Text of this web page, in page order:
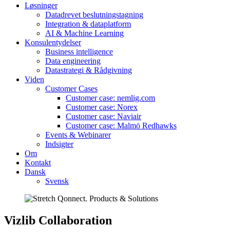
Løsninger
Datadrevet beslutningstagning
Integration & dataplatform
AI & Machine Learning
Konsulentydelser
Business intelligence
Data engineering
Datastrategi & Rådgivning
Viden
Customer Cases
Customer case: nemlig.com
Customer case: Norex
Customer case: Naviair
Customer case: Malmö Redhawks
Events & Webinarer
Indsigter
Om
Kontakt
Dansk
Svensk
Vizlib Collaboration